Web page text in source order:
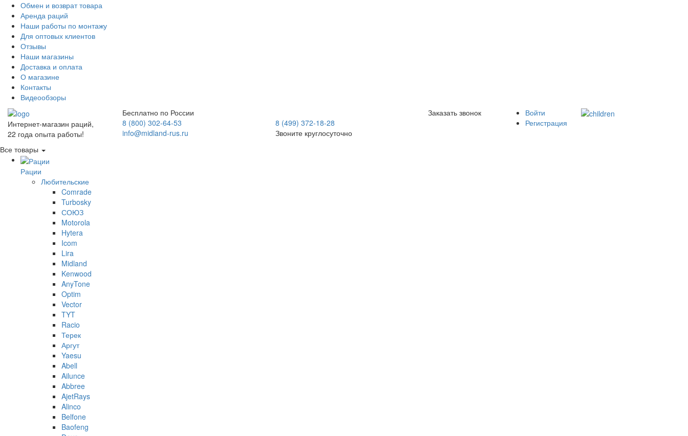
Обмен и возврат товара
Аренда раций
Наши работы по монтажу
Для оптовых клиентов
Отзывы
Наши магазины
Доставка и оплата
О магазине
Контакты
Видеообзоры
Интернет-магазин раций,
22 года опыта работы!
Бесплатно по России
8 (800) 302-64-53
info@midland-rus.ru
8 (499) 372-18-28
Звоните круглосуточно
Заказать звонок
Войти
Регистрация
Все товары
Рации
Любительские
Comrade
Turbosky
СОЮЗ
Motorola
Hytera
Icom
Lira
Midland
Kenwood
AnyTone
Optim
Vector
TYT
Racio
Терек
Аргут
Yaesu
Abell
Ailunce
Abbree
AjetRays
Alinco
Belfone
Baofeng